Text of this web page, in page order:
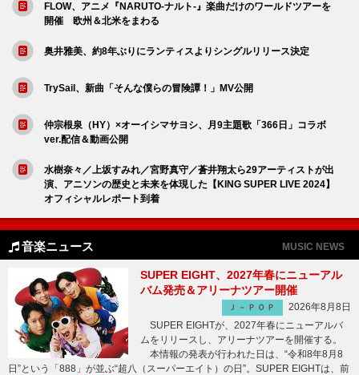
FLOW、アニメ『NARUTO-ナルト-』楽曲だけのワールドツアーを
開催 欧州＆北米をまわる
奥井雅美、約8年ぶりにランティスよりシングルリリース決定
TrySail、新曲「そんな僕らの冒険譚！」MV公開
仲宗根泉（HY）×オーイシマサヨシ、月9主題歌「366日」コラボ
ver.配信＆動画公開
水樹奈々／上坂すみれ／宮野真守／蒼井翔太ら29アーティストが出
演、アニソンの歴史と未来を体現した【KING SUPER LIVE 2024】
オフィシャルレポート到着
音楽ニュース MUSIC NEWS
SUPER EIGHT、2027年春にニューアル
バム発売＆アリーナツアー開催
Ｊ－ＰＯＰ
2026年8月8日
SUPER EIGHTが、2027年春にニューアルバ
ムをリリースし、アリーナツアーを開催する。
本情報の発表が行われた日は、“令和8年8月8
日”という「888」が並ぶ“超八（スーパーエイト）の日”。SUPER EIGHTは、前